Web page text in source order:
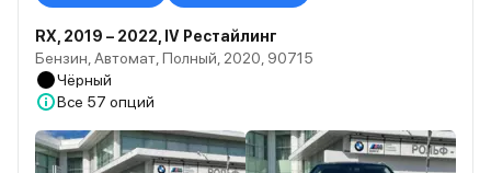
RX, 2019 – 2022, IV Рестайлинг
Бензин, Автомат, Полный, 2020, 90715
Чёрный
Все 57 опций